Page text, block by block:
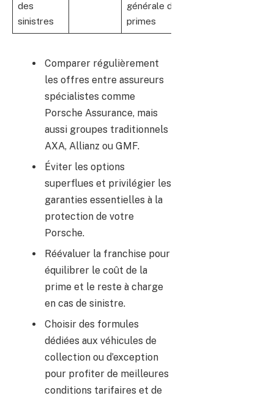
des
sinistres
générale des
primes
Comparer régulièrement
les offres entre assureurs
spécialistes comme
Porsche Assurance, mais
aussi groupes traditionnels
AXA, Allianz ou GMF.
Éviter les options
superflues et privilégier les
garanties essentielles à la
protection de votre
Porsche.
Réévaluer la franchise pour
équilibrer le coût de la
prime et le reste à charge
en cas de sinistre.
Choisir des formules
dédiées aux véhicules de
collection ou d’exception
pour profiter de meilleures
conditions tarifaires et de